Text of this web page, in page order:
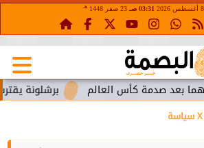
8 أغسطس 2026 03:31 صـ 23 صفر 1448 هـ
برشلونة يقترب من كأس العالم